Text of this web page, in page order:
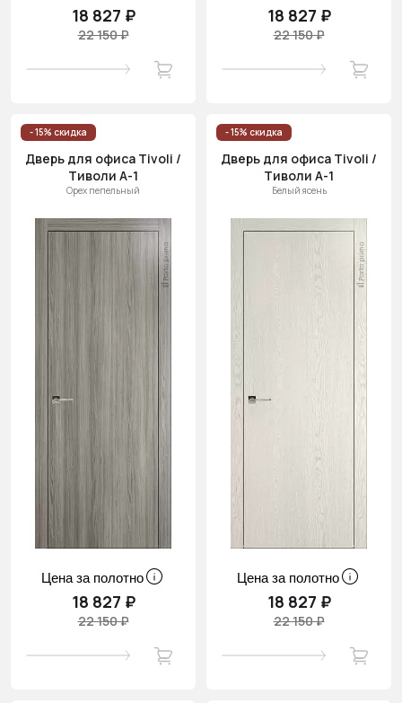
18 827 ₽
22 150 ₽
18 827 ₽
22 150 ₽
- 15% скидка
Дверь для офиса Tivoli /
Тиволи А-1
Орех пепельный
Цена за полотно
18 827 ₽
22 150 ₽
- 15% скидка
Дверь для офиса Tivoli /
Тиволи А-1
Белый ясень
Цена за полотно
18 827 ₽
22 150 ₽